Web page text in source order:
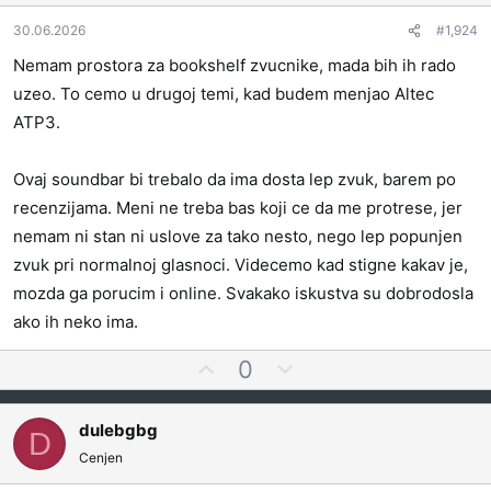
j
e
z
a
i
n
o
g
s
a
t
i
30.06.2026 #1,924
Nemam prostora za bookshelf zvucnike, mada bih ih rado
uzeo. To cemo u drugoj temi, kad budem menjao Altec
ATP3.
Ovaj soundbar bi trebalo da ima dosta lep zvuk, barem po
recenzijama. Meni ne treba bas koji ce da me protrese, jer
nemam ni stan ni uslove za tako nesto, nego lep popunjen
zvuk pri normalnoj glasnoci. Videcemo kad stigne kakav je,
mozda ga porucim i online. Svakako iskustva su dobrodosla
ako ih neko ima.
l
0
e
D dulebgbg
Cenjen